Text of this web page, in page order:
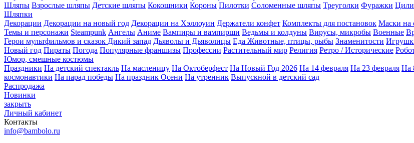
Шляпы Взрослые шляпы Детские шляпы Кокошники Короны Пилотки Соломенные шляпы Треуголки Фуражки
Шляпки
Декорации Декорации на новый год Декорации на Хэллоуин Держатели конфет Комплекты для постановок Маски на
Темы и персонажи Steampunk Ангелы Аниме Вампиры и вампирши Ведьмы и колдуны Вирусы, микробы Военные
Герои мультфильмов и сказок Дикий запад Дьяволы и Дьяволицы Еда Животные, птицы, рыбы Знаменитости
Новый год Пираты Погода Популярные франшизы Профессии Растительный мир Религия Ретро / Исторические
Юмор, смешные костюмы
Праздники На детский спектакль На масленицу На Октоберфест На Новый Год 2026 На 14 февраля На 23 февраля На
космонавтики На парад победы На праздник Осени На утренник Выпускной в детский сад
Распродажа
Новинки
закрыть
Личный кабинет
Контакты
info@bambolo.ru